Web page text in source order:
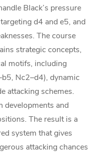
Black’s pressure
d4 and e5, and
The course
strategic concepts,
motifs, including
Nc2–d4), dynamic
attacking schemes.
developments and
The result is a
system that gives
attacking chances